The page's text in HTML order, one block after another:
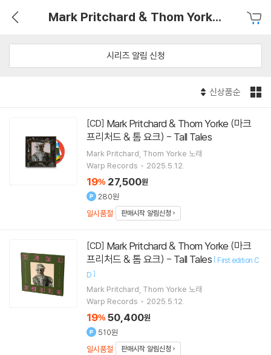
Mark Pritchard & Thom Yorke (마크 프리처드 & 톰 요크) - Tall Tales
시리즈 알림 신청
신상품순
[CD]
프리처드 & 톰 요크) - Tall Tales
Mark Pritchard Thom Yorke 노래
Warp Records
2025.5.12.
19% 27,500원
280원
일시품절
판매시작 알림신청
[CD]
프리처드 & 톰 요크) - Tall Tales [ First edition C
D ]
Mark Pritchard Thom Yorke 노래
Warp Records
2025.5.12.
19% 50,400원
510원
일시품절
판매시작 알림신청